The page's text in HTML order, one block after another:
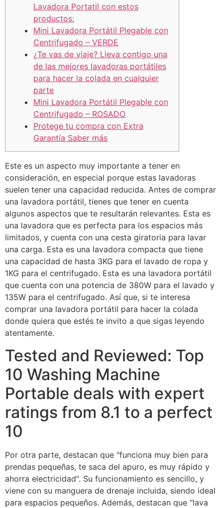
Lavadora Portatil con estos
productos:
Mini Lavadora Portátil Plegable con
Centrifugado – VERDE
¿Te vas de viaje? Lleva contigo una
de las mejores lavadoras portátiles
para hacer la colada en cualquier
parte
Mini Lavadora Portátil Plegable con
Centrifugado – ROSADO
Protege tu compra con Extra
Garantía Saber más
Este es un aspecto muy importante a tener en
consideración, en especial porque estas lavadoras
suelen tener una capacidad reducida. Antes de comprar
una lavadora portátil, tienes que tener en cuenta
algunos aspectos que te resultarán relevantes. Esta es
una lavadora que es perfecta para los espacios más
limitados, y cuenta con una cesta giratoria para lavar
una carga. Esta es una lavadora compacta que tiene
una capacidad de hasta 3KG para el lavado de ropa y
1KG para el centrifugado. Esta es una lavadora portátil
que cuenta con una potencia de 380W para el lavado y
135W para el centrifugado. Así que, si te interesa
comprar una lavadora portátil para hacer la colada
donde quiera que estés te invito a que sigas leyendo
atentamente.
Tested and Reviewed: Top
10 Washing Machine
Portable deals with expert
ratings from 8.1 to a perfect
10
Por otra parte, destacan que "funciona muy bien para
prendas pequeñas, te saca del apuro, es muy rápido y
ahorra electricidad". Su funcionamiento es sencillo, y
viene con su manguera de drenaje incluida, siendo ideal
para espacios pequeños. Además, destacan que "lava